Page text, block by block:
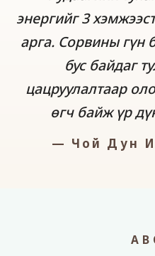
энергийг 3
арга. Сорвины гүн
бус байдаг
цацруулалтаар
өгч байж үр
— Чой Дун